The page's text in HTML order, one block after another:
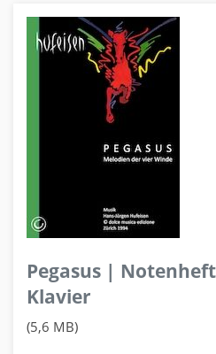
Pegasus |
Klavier
(5,6 MB)